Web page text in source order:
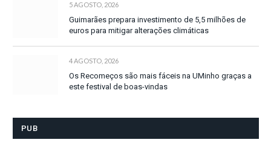
5 AGOSTO, 2026
Guimarães prepara investimento de 5,5 milhões de
euros para mitigar alterações climáticas
4 AGOSTO, 2026
Os Recomeços são mais fáceis na UMinho graças a
este festival de boas-vindas
PUB